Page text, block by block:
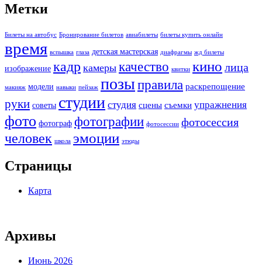
Метки
Билеты на автобус Бронирование билетов авиабилеты билеты купить онлайн
время вспышка глаза детская мастерская диафрагмы жд билеты
изображение кадр камеры качество квитки кино лица
макияж модели навыки пейзаж позыправила раскрепощение
руки советы студии студия сцены съемки упражнения
фото фотограф фотографии фотосессии фотосессия
человек школа эмоции этюды
Страницы
Карта
Архивы
Июнь 2026